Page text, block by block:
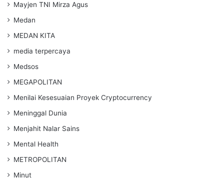
Mayjen TNI Mirza Agus
Medan
MEDAN KITA
media terpercaya
Medsos
MEGAPOLITAN
Menilai Kesesuaian Proyek Cryptocurrency
Meninggal Dunia
Menjahit Nalar Sains
Mental Health
METROPOLITAN
Minut